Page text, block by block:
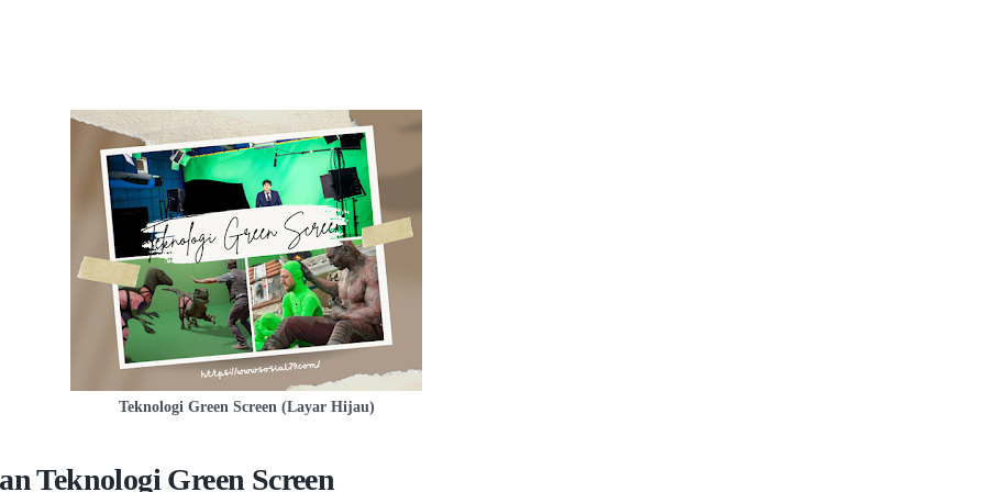
Teknologi Green Screen (Layar Hijau)
Teknologi Green Screen